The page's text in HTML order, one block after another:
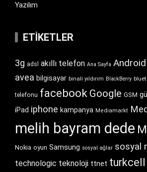
Yazılım
ETIKETLER
3g adsl akıllı telefon Ana Sayfa Android
avea bilgisayar binali yıldırım BlackBerry
telefonu facebook Google GSM
iPad iphone kampanya Mediamarkt
melih bayram dede
Nokia oyun Samsung sosyal ağlar sosyal
technologic teknoloji ttnet turkcell